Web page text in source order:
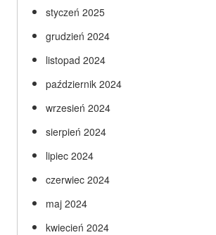
styczeń 2025
grudzień 2024
listopad 2024
październik 2024
wrzesień 2024
sierpień 2024
lipiec 2024
czerwiec 2024
maj 2024
kwiecień 2024